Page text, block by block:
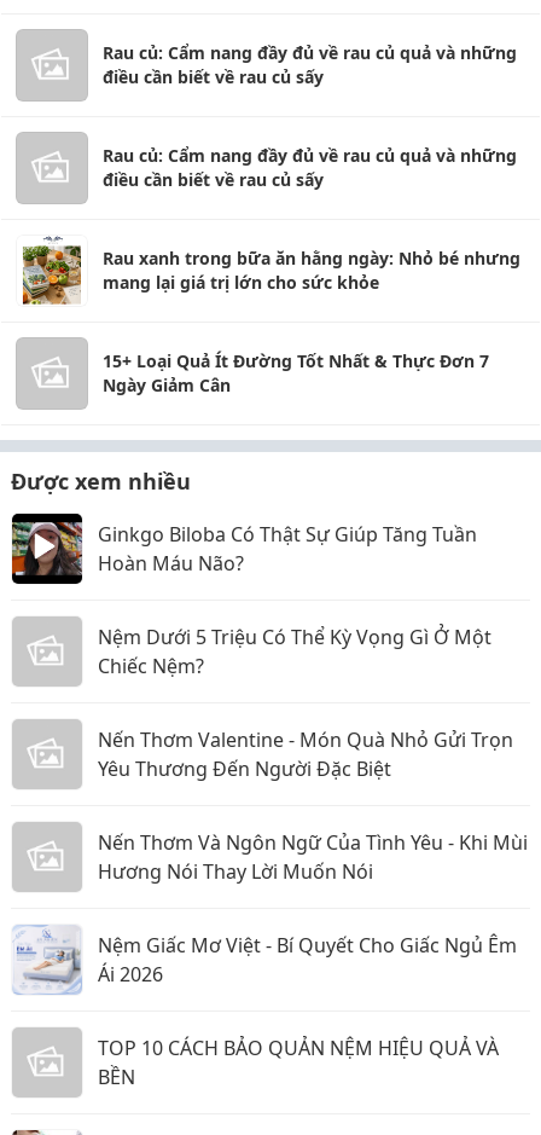
Rau củ: Cẩm nang đầy đủ về rau củ quả và những
điều cần biết về rau củ sấy
Rau củ: Cẩm nang đầy đủ về rau củ quả và những
điều cần biết về rau củ sấy
Rau xanh trong bữa ăn hằng ngày: Nhỏ bé nhưng
mang lại giá trị lớn cho sức khỏe
15+ Loại Quả Ít Đường Tốt Nhất & Thực Đơn 7
Ngày Giảm Cân
Được xem nhiều
Ginkgo Biloba Có Thật Sự Giúp Tăng Tuần
Hoàn Máu Não?
Nệm Dưới 5 Triệu Có Thể Kỳ Vọng Gì Ở Một
Chiếc Nệm?
Nến Thơm Valentine - Món Quà Nhỏ Gửi Trọn
Yêu Thương Đến Người Đặc Biệt
Nến Thơm Và Ngôn Ngữ Của Tình Yêu - Khi Mùi
Hương Nói Thay Lời Muốn Nói
Nệm Giấc Mơ Việt - Bí Quyết Cho Giấc Ngủ Êm
Ái 2026
TOP 10 CÁCH BẢO QUẢN NỆM HIỆU QUẢ VÀ
BỀN